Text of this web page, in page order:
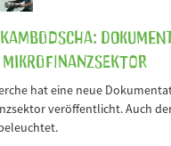
Mikrofinanzsektor
hat eine neue
veröffentlicht. Auch